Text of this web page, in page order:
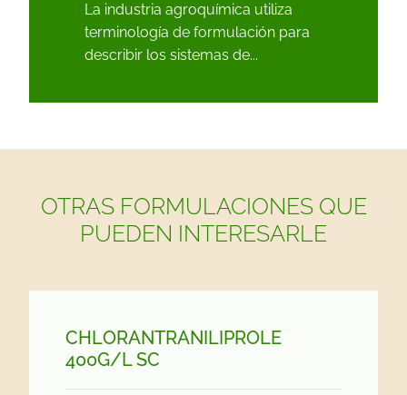
La industria agroquímica utiliza
terminología de formulación para
describir los sistemas de...
OTRAS FORMULACIONES QUE
PUEDEN INTERESARLE
CHLORANTRANILIPROLE
400G/L SC